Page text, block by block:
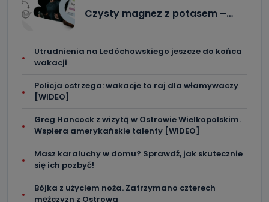
Czysty magnez z potasem –…
Utrudnienia na Ledóchowskiego jeszcze do końca
wakacji
Policja ostrzega: wakacje to raj dla włamywaczy
[WIDEO]
Greg Hancock z wizytą w Ostrowie Wielkopolskim.
Wspiera amerykańskie talenty [WIDEO]
Masz karaluchy w domu? Sprawdź, jak skutecznie
się ich pozbyć!
Bójka z użyciem noża. Zatrzymano czterech
mężczyzn z Ostrowa